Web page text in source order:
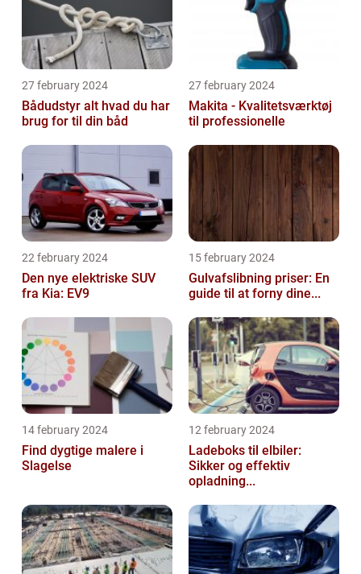
27 february 2024
Bådudstyr alt hvad du har
brug for til din båd
27 february 2024
Makita - Kvalitetsværktøj
til professionelle
22 february 2024
Den nye elektriske SUV
fra Kia: EV9
15 february 2024
Gulvafslibning priser: En
guide til at forny dine...
14 february 2024
Find dygtige malere i
Slagelse
12 february 2024
Ladeboks til elbiler:
Sikker og effektiv
opladning...